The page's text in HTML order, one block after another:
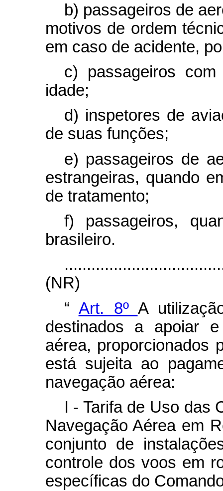
b) passageiros de
motivos de ordem
em caso de acidente,
c) passageiros
idade;
d) inspetores de
de suas funções;
e) passageiros de
estrangeiras, quando
de tratamento;
f) passageiros,
brasileiro.
(NR)
“ Art. 8º A
destinados a apoiar
aérea, proporcionados
está sujeita ao
navegação aérea:
I - Tarifa de Uso das
Navegação Aérea em
conjunto de
controle dos voos em
específicas do